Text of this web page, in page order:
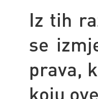
Iz tih
se
prava,
koju